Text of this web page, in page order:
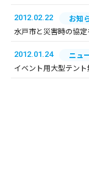
2012.02.22
お知
水戸市と災害時の協定
2012.01.24
ニュ
イベント用大型テント